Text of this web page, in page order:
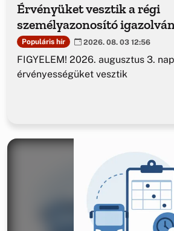
Érvényüket vesztik a régi
személyazonosító
Populáris hír 2026. 08. 03 12:56
FIGYELEM! 2026. augusztus 3.
érvényességüket vesztik